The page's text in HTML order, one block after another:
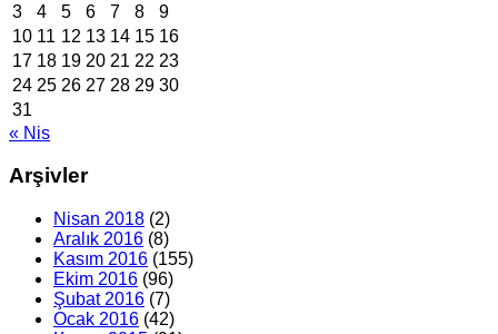
3
4 5 6 7 8
9
10 11 12 13 14 15 16
17 18 19 20 21 22 23
24 25 26 27 28 29 30
31
« Nis
Arşivler
Nisan 2018 (2)
Aralık 2016 (8)
Kasım 2016 (155)
Ekim 2016 (96)
Şubat 2016 (7)
Ocak 2016 (42)